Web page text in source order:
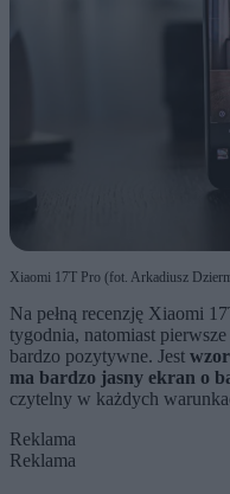
Xiaomi 17T Pro (fot. Arkadiusz
Na pełną recenzję Xiaomi
tygodnia, natomiast
bardzo pozytywne. Jest
ma bardzo jasny ekran o
czytelny w każdych
Reklama
Reklama